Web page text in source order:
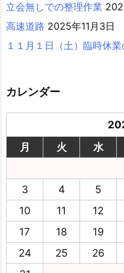
立会無しでの整理作業
高速道路 2025年11月3日
１１月１日（土）臨時休
カレンダー
月
火 水
3
4 5
10
11 12
17
18 19
24
25 26